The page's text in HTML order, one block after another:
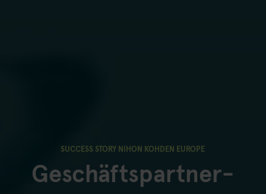
SUCCESS STORY NIHON KOHDEN EUROPE
Geschäftspartner-